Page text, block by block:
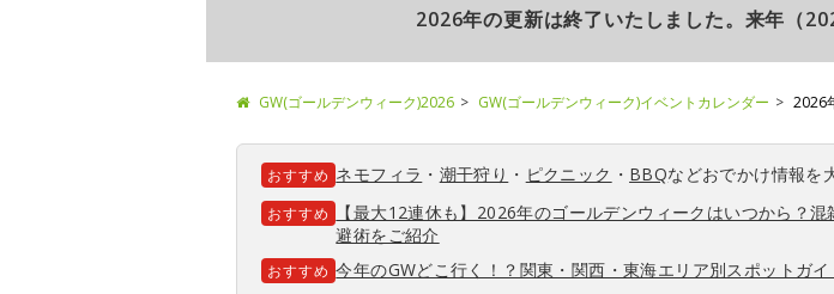
2026年の更新は終了いたしました。来年（
GW(ゴールデンウィーク)2026 GW(ゴールデンウィーク)イベントカレンダー 2026
おすすめ ネモフィラ ・ 潮干狩り ・ ピクニック ・ BBQなどおでかけ情報を
おすすめ
【最大12連休も】2026年のゴールデンウィークはいつから？
避術をご紹介
おすすめ 今年のGWどこ行く！？関東・関西・東海エリア別スポットガイ